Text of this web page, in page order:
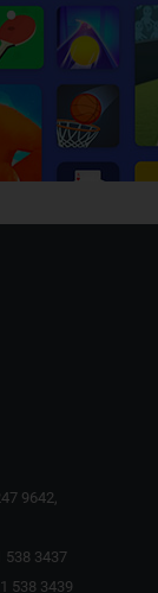
9642,
538 3437
538 3439